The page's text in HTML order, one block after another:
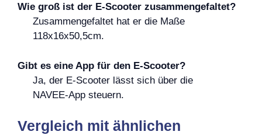
Wie groß ist der E-Scooter zusammengefaltet?
Zusammengefaltet hat er die Maße
118x16x50,5cm.
Gibt es eine App für den E-Scooter?
Ja, der E-Scooter lässt sich über die
NAVEE-App steuern.
Vergleich mit ähnlichen